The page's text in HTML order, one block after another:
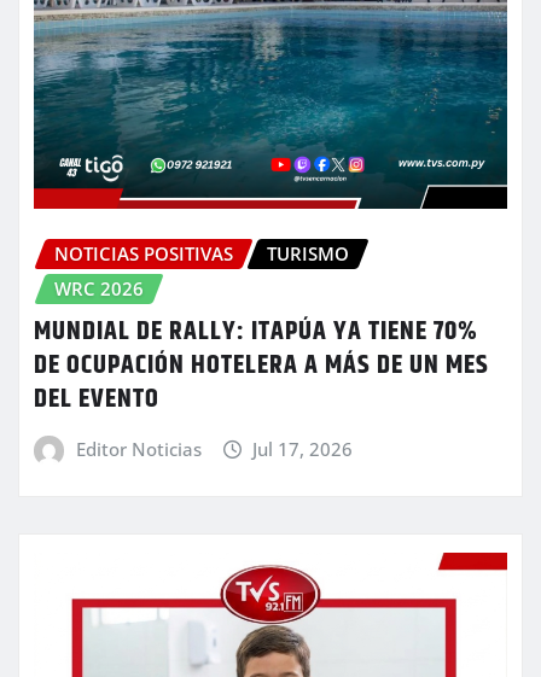
NOTICIAS POSITIVAS
TURISMO
WRC 2026
MUNDIAL DE RALLY: ITAPÚA YA TIENE 70%
DE OCUPACIÓN HOTELERA A MÁS DE UN MES
DEL EVENTO
Editor Noticias Jul 17, 2026